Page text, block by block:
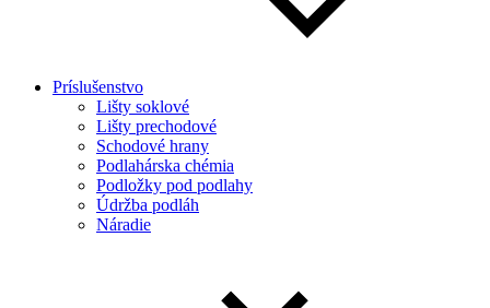
Príslušenstvo
Lišty soklové
Lišty prechodové
Schodové hrany
Podlahárska chémia
Podložky pod podlahy
Údržba podláh
Náradie